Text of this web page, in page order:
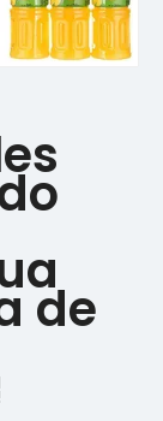
de